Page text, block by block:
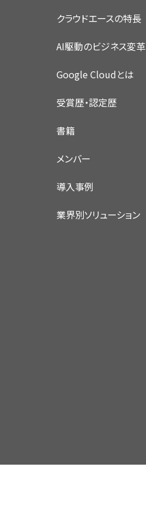
クラウドエースの特長
AI駆動のビジネス変革
Google Cloudとは
受賞歴・認定歴
書籍
メンバー
導入事例
業界別ソリューション